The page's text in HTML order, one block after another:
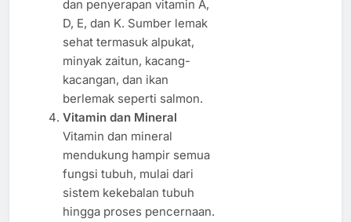
dan penyerapan vitamin A,
D, E, dan K. Sumber lemak
sehat termasuk alpukat,
minyak zaitun, kacang-
kacangan, dan ikan
berlemak seperti salmon.
Vitamin dan Mineral
Vitamin dan mineral
mendukung hampir semua
fungsi tubuh, mulai dari
sistem kekebalan tubuh
hingga proses pencernaan.